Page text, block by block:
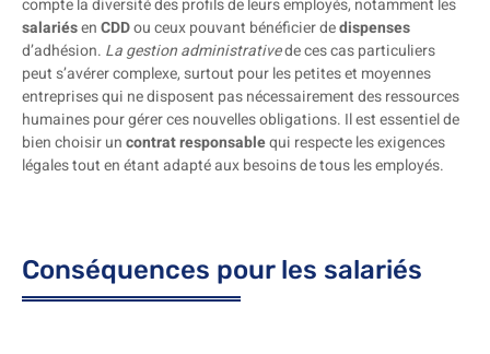
compte la diversité des profils de leurs employés, notamment les
salariésenCDDou ceux pouvant bénéficier dedispenses
d’adhésion. La gestion administrativede ces cas particuliers
peut s’avérer complexe, surtout pour les petites et moyennes
entreprises qui ne disposent pas nécessairement des ressources
humaines pour gérer ces nouvelles obligations. Il est essentiel de
bien choisir uncontrat responsablequi respecte les exigences
légales tout en étant adapté aux besoins de tous les employés.
Conséquences pour les salariés